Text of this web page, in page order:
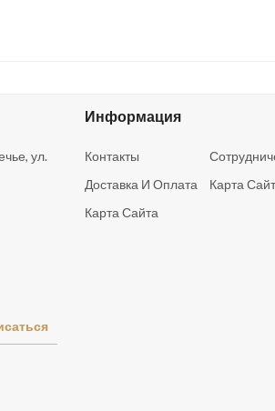
ул.
Информация
Контакты
Доставка И Оплата
Карта
Карта Сайта